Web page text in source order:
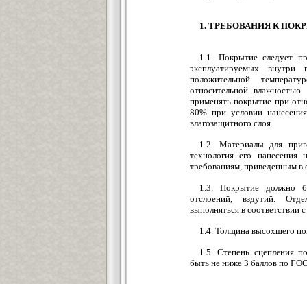
1. ТРЕБОВАНИЯ К
1.1. Покрытие следует
эксплуатируемых внутри
положительной
относительной
применять покрытие при
80% при условии
влагозащитного слоя.
1.2. Материалы для
технология его нанесения
требованиям, приведенным в
1.3. Покрытие должно
отслоений, вздутий.
выполняться в соответствии
1.4. Толщина высохшего
1.5. Степень сцепления
быть не ниже 3 баллов по